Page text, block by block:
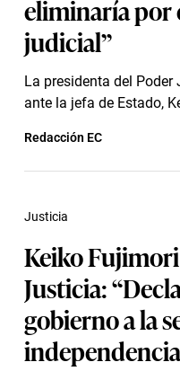
eliminaría por
judicial”
La presidenta del
ante la jefa de Estado,
Redacción EC
Keiko
Justicia:
gobierno a la
Justicia